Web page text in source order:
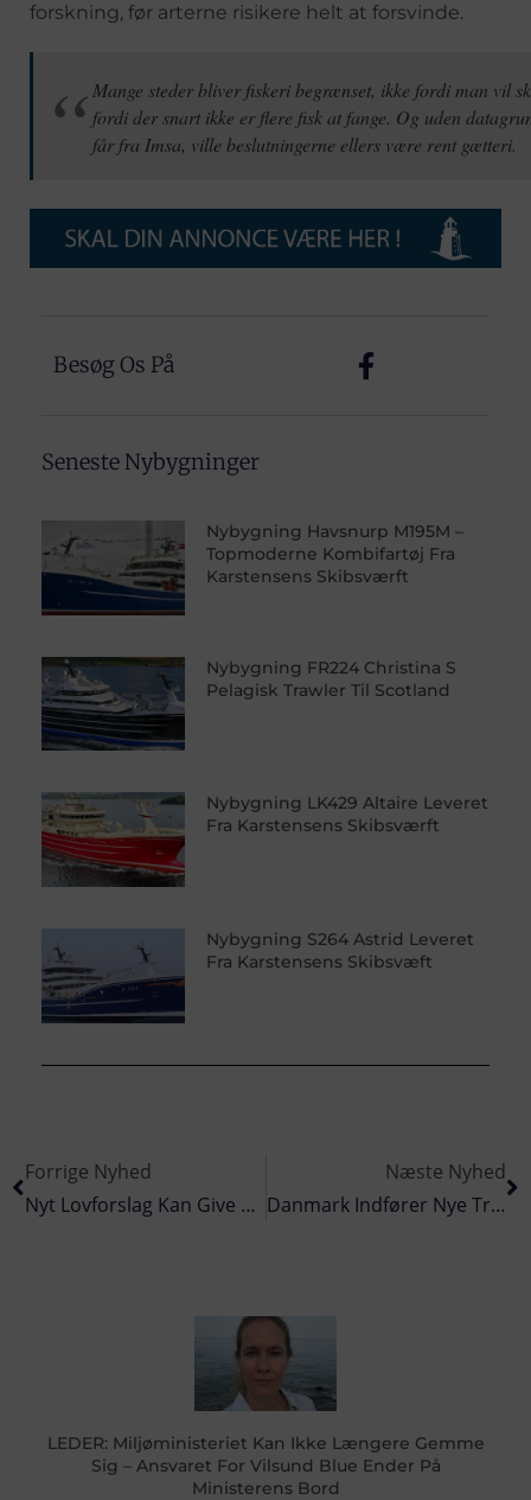
forskning, før arterne risikere helt at forsvinde.
Mange steder bliver fiskeri begrænset, ikke fordi man vil
fordi der snart ikke er flere fisk at fange. Og uden
får fra Imsa, ville beslutningerne ellers være rent gætteri.
Besøg Os På
Seneste Nybygninger
Nybygning Havsnurp M195M –
Topmoderne Kombifartøj Fra
Karstensens Skibsværft
Nybygning FR224 Christina S
Pelagisk Trawler Til Scotland
Nybygning LK429 Altaire Leveret
Fra Karstensens Skibsværft
Nybygning S264 Astrid Leveret
Fra Karstensens Skibsvæft
Forrige Nyhed
Nyt Lovforslag Kan Give Havnene Udvidet Beføjelser Til Nedskydning Af Droner
Næste Nyhed
Danmark Indfører Nye Trawlfri Zoner I Østersøen Og Kattegat
LEDER: Miljøministeriet Kan Ikke Længere Gemme
Sig – Ansvaret For Vilsund Blue Ender På
Ministerens Bord